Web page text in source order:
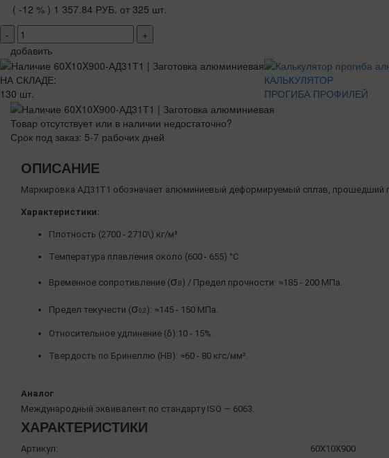
( -12 % ) 1 357.84 РУБ. от 325 шт.
-
+
добавить
НА СКЛАДЕ:
130 шт.
КАЛЬКУЛЯТОР
ПРОГИБА ПРОФИЛЕЙ
Товар отсутствует или в наличии недостаточно?
Срок под заказ: 5-7 рабочих дней
ОПИСАНИЕ
Маркировка АД31Т1 обозначает алюминиевый деформируемый сплав, прошедший
Характеристики:
Плотность (2700 - 2710\) кг/м³
Температура плавления около (600 - 655) °C
Временное сопротивление (σΒ) / Предел прочности: ≈185 - 200 МПа.
Предел текучести (σ0,2): ≈145 - 150 МПа.
Относительное удлинение (δ):10 - 15%.
Твердость по Бринеллю (HB): ≈60 - 80 кгс/мм².
Аналог
Международный эквивалент по стандарту ISO — 6063.
ХАРАКТЕРИСТИКИ
Артикул:
60X10X900